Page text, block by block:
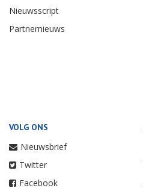
Nieuwsscript
Partnernieuws
VOLG ONS
Nieuwsbrief
Twitter
Facebook